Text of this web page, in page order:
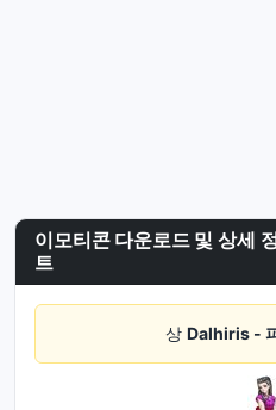
이모티콘 다운로드 및 상세
트
상 Dalhiris -